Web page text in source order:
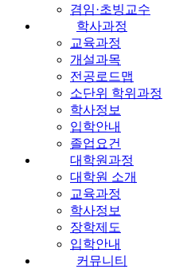
겸임·초빙교수
학사과정
교육과정
개설과목
전공로드맵
소단위 학위과정
학사정보
입학안내
졸업요건
대학원과정
대학원 소개
교육과정
학사정보
장학제도
입학안내
커뮤니티